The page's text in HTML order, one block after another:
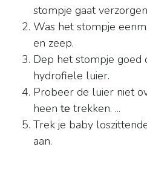
stompje gaat
Was het stompje
en zeep.
Dep het stompje goed
hydrofiele luier.
Probeer de luier niet
heen te trekken. ...
Trek je baby
aan.